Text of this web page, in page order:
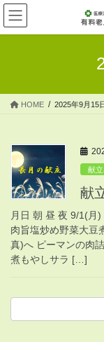
コ
ン
テ
ス
ナ
ビ
ゲ
ン
HOME 2025年9月15
献
献
月日 朝 昼 夜 9/1(月
肉旨塩炒め野菜大豆
真)へ ピーマンの肉
煮もやしサラ […]